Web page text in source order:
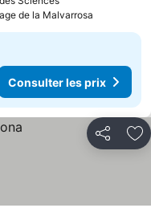
de la Malvarrosa
Consulter les prix
Partager